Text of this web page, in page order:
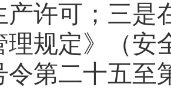
产许可；三是
理规定》（安
令第二十五至